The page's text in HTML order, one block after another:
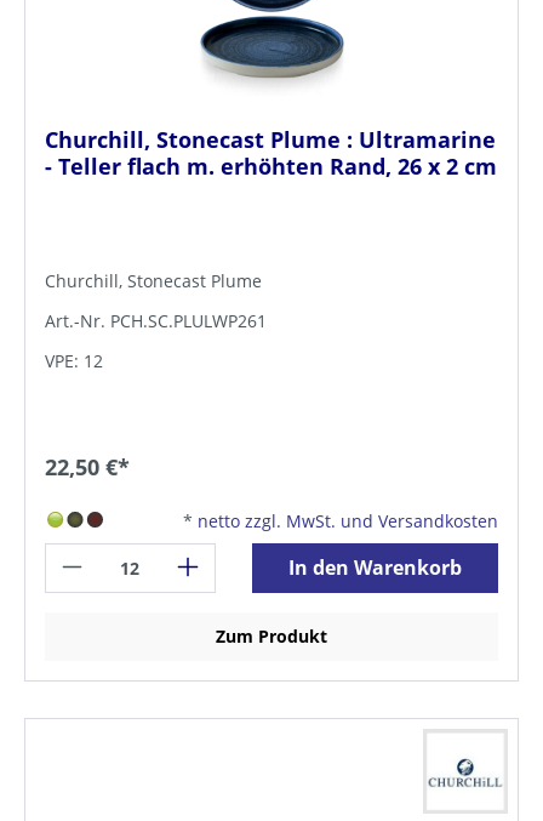
Churchill, Stonecast Plume : Ultramarine
- Teller flach m. erhöhten Rand, 26 x 2 cm
Churchill, Stonecast Plume
Art.-Nr. PCH.SC.PLULWP261
VPE: 12
22,50 €*
* netto zzgl. MwSt. und Versandkosten
In den Warenkorb
Zum Produkt